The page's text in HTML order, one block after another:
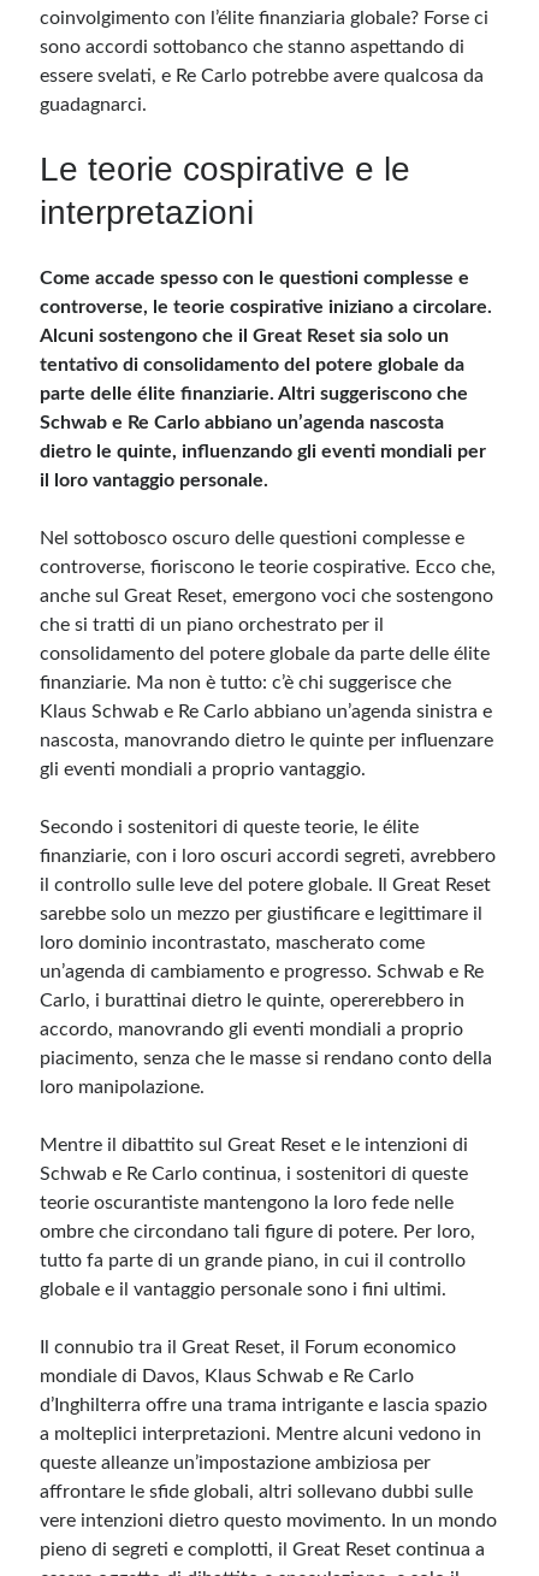
coinvolgimento con l’élite finanziaria globale? Forse ci
sono accordi sottobanco che stanno aspettando di
essere svelati, e Re Carlo potrebbe avere qualcosa da
guadagnarci.
Le teorie cospirative e le
interpretazioni
Come accade spesso con le questioni complesse e
controverse, le teorie cospirative iniziano a circolare.
Alcuni sostengono che il Great Reset sia solo un
tentativo di consolidamento del potere globale da
parte delle élite finanziarie. Altri suggeriscono che
Schwab e Re Carlo abbiano un’agenda nascosta
dietro le quinte, influenzando gli eventi mondiali per
il loro vantaggio personale.
Nel sottobosco oscuro delle questioni complesse e
controverse, fioriscono le teorie cospirative. Ecco che,
anche sul Great Reset, emergono voci che sostengono
che si tratti di un piano orchestrato per il
consolidamento del potere globale da parte delle élite
finanziarie. Ma non è tutto: c’è chi suggerisce che
Klaus Schwab e Re Carlo abbiano un’agenda sinistra e
nascosta, manovrando dietro le quinte per influenzare
gli eventi mondiali a proprio vantaggio.
Secondo i sostenitori di queste teorie, le élite
finanziarie, con i loro oscuri accordi segreti, avrebbero
il controllo sulle leve del potere globale. Il Great Reset
sarebbe solo un mezzo per giustificare e legittimare il
loro dominio incontrastato, mascherato come
un’agenda di cambiamento e progresso. Schwab e Re
Carlo, i burattinai dietro le quinte, opererebbero in
accordo, manovrando gli eventi mondiali a proprio
piacimento, senza che le masse si rendano conto della
loro manipolazione.
Mentre il dibattito sul Great Reset e le intenzioni di
Schwab e Re Carlo continua, i sostenitori di queste
teorie oscurantiste mantengono la loro fede nelle
ombre che circondano tali figure di potere. Per loro,
tutto fa parte di un grande piano, in cui il controllo
globale e il vantaggio personale sono i fini ultimi.
Il connubio tra il Great Reset, il Forum economico
mondiale di Davos, Klaus Schwab e Re Carlo
d’Inghilterra offre una trama intrigante e lascia spazio
a molteplici interpretazioni. Mentre alcuni vedono in
queste alleanze un’impostazione ambiziosa per
affrontare le sfide globali, altri sollevano dubbi sulle
vere intenzioni dietro questo movimento. In un mondo
pieno di segreti e complotti, il Great Reset continua a